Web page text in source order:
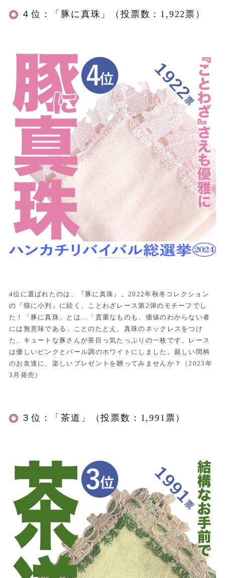
４位：「豚に真珠」（投票数：1,922票）
4位に選ばれたのは、『豚に真珠』。2022年秋冬コレクション
の『猫に小判』に続く、ことわざレース第2弾のモチーフでし
た！「豚に真珠」とは…「貴重なものも、価値のわからない者
には無意味である」ことのたとえ。真珠のネックレスをつけ
た、キュートな豚さんが茶目っ気たっぷりの一枚です。レース
は優しいピンクとパール調のホワイトにしました。親しい間柄
のお友達に、楽しいプレゼントを贈ってみませんか？（2023年
3月発売）
３位：「茶道」（投票数：1,991票）